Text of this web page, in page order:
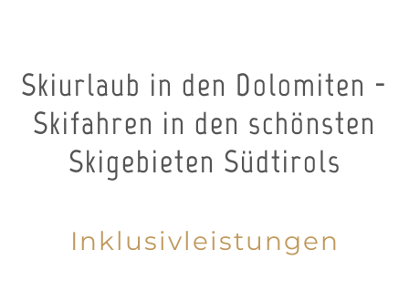
Skiurlaub in den Dolomiten -
Skifahren in den schönsten
Skigebieten Südtirols
Inklusivleistungen